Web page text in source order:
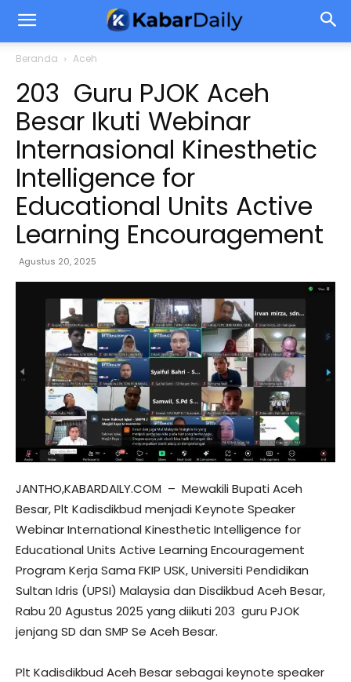
Beranda Aceh
203 Guru PJOK Aceh
Besar Ikuti Webinar
Internasional Kinesthetic
Intelligence for
Educational Units Active
Learning Encouragement
Agustus 20, 2025
JANTHO,KABARDAILY.COM – Mewakili Bupati Aceh
Besar, Plt Kadisdikbud menjadi Keynote Speaker
Webinar International Kinesthetic Intelligence for
Educational Units Active Learning Encouragement
Program Kerja Sama FKIP USK, Universiti Pendidikan
Sultan Idris (UPSI) Malaysia dan Disdikbud Aceh Besar,
Rabu 20 Agustus 2025 yang diikuti 203 guru PJOK
jenjang SD dan SMP Se Aceh Besar.
Plt Kadisdikbud Aceh Besar sebagai keynote speaker